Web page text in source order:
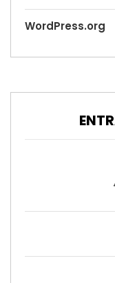
WordPress.org